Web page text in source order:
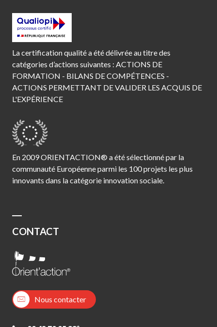
La certification qualité a été délivrée au titre des
catégories d’actions suivantes : ACTIONS DE
FORMATION - BILANS DE COMPÉTENCES -
ACTIONS PERMETTANT DE VALIDER LES ACQUIS DE
L'EXPÉRIENCE
En 2009 ORIENTACTION® a été sélectionné par la
communauté Européenne parmi les 100 projets les plus
innovants dans la catégorie innovation sociale.
CONTACT
Nous contacter